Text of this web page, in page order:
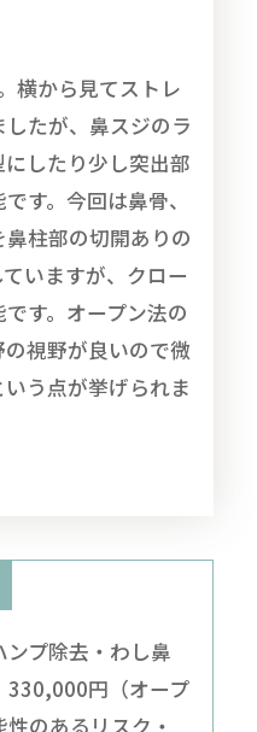
横から見てストレ
たが、鼻スジのラ
したり少し突出部
す。今回は鼻骨、
柱部の切開ありの
いますが、クロー
す。オープン法の
視野が良いので微
う点が挙げられま
プ除去・わし鼻
円（オープ